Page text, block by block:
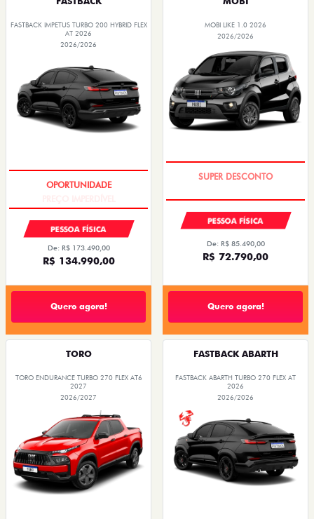
FASTBACK IMPETUS TURBO 200 HYBRID FLEX
AT 2026
2026/2026
PESSOA FÍSICA
De: R$ 173.490,00
R$ 134.990,00
Quero agora!
MOBI LIKE 1.0 2026
2026/2026
PESSOA FÍSICA
De: R$ 85.490,00
R$ 72.790,00
Quero agora!
TORO
TORO ENDURANCE TURBO 270 FLEX AT6
2027
2026/2027
FASTBACK ABARTH
FASTBACK ABARTH TURBO 270 FLEX AT
2026
2026/2026